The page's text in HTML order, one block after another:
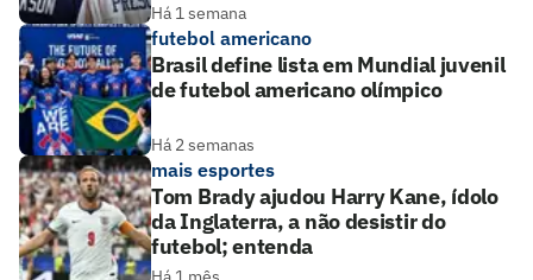
Há 1 semana
futebol americano
Brasil define lista em Mundial juvenil
de futebol americano olímpico
Há 2 semanas
mais esportes
Tom Brady ajudou Harry Kane, ídolo
da Inglaterra, a não desistir do
futebol; entenda